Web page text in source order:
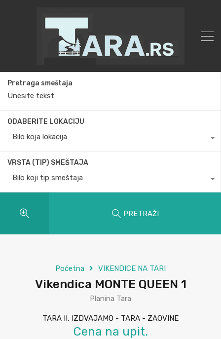
Pretraga smeštaja
ODABERITE LOKACIJU
Bilo koja lokacija
VRSTA (TIP) SMEŠTAJA
Bilo koji tip smeštaja
PRETRAŽI
Početna VIKENDICE NA TARI
Vikendica MONTE QUEEN 1
Planina Tara
TARA II, IZDVAJAMO - TARA - ZAOVINE
Cena na upit.